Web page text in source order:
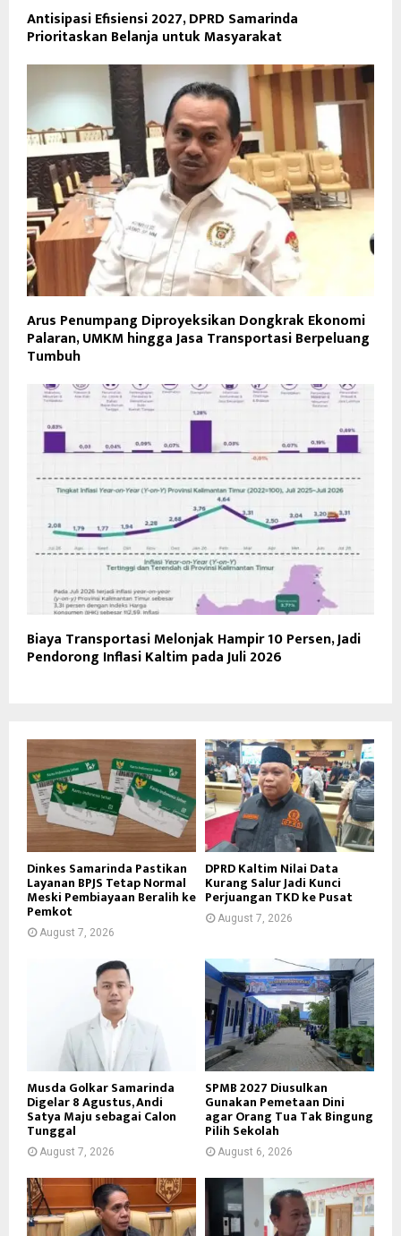
Antisipasi Efisiensi 2027, DPRD Samarinda
Prioritaskan Belanja untuk Masyarakat
Arus Penumpang Diproyeksikan Dongkrak Ekonomi
Palaran, UMKM hingga Jasa Transportasi Berpeluang
Tumbuh
Biaya Transportasi Melonjak Hampir 10 Persen, Jadi
Pendorong Inflasi Kaltim pada Juli 2026
Dinkes Samarinda Pastikan
Layanan BPJS Tetap Normal
Meski Pembiayaan Beralih ke
Pemkot
August 7, 2026
DPRD Kaltim Nilai Data
Kurang Salur Jadi Kunci
Perjuangan TKD ke Pusat
August 7, 2026
Musda Golkar Samarinda
Digelar 8 Agustus, Andi
Satya Maju sebagai Calon
Tunggal
August 7, 2026
SPMB 2027 Diusulkan
Gunakan Pemetaan Dini
agar Orang Tua Tak Bingung
Pilih Sekolah
August 6, 2026